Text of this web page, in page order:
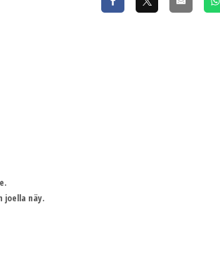
joella näy.